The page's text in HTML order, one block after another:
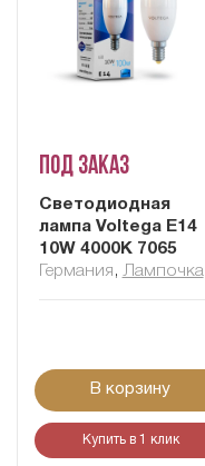
Под заказ
Светодиодная
лампа Voltega E14
10W 4000K 7065
Германия , Лампочка
В корзину
Купить в 1 клик